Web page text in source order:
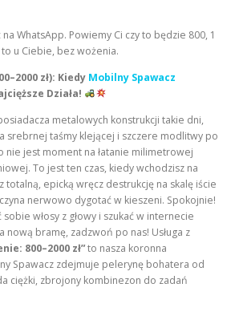
na WhatsApp. Powiemy Ci czy to będzie 800, 1
to u Ciebie, bez wożenia.
zł): Kiedy Mobilny Spawacz
Działa!
metalowych konstrukcji takie dni,
srebrnej taśmy klejącej i szczere modlitwy po
nie jest moment na łatanie milimetrowej
To jest ten czas, kiedy wchodzisz na
epicką wręcz destrukcję na skalę iście
nerwowo dygotać w kieszeni. Spokojnie!
włosy z głowy i szukać w internecie
nową bramę, zadzwoń po nas! Usługa z
800–2000 zł”to nasza koronna
Spawacz zdejmuje pelerynę bohatera od
ciężki, zbrojony kombinezon do zadań